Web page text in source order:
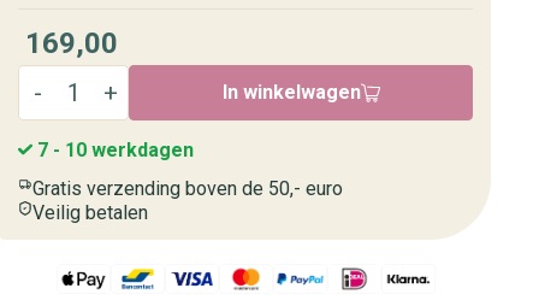
169,00
In winkelwagen
7 - 10 werkdagen
Gratis verzending boven de 50,- euro
Veilig betalen